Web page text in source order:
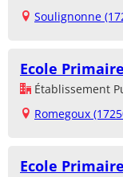
Soulignonne
Ecole
Établissement
Romegoux
Ecole